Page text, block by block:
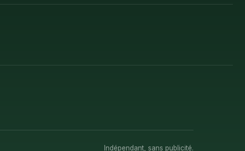
Indépendant, sans publicité.